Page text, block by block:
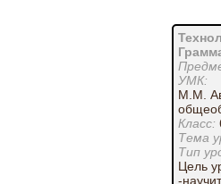
УМК:
М.М.
Класс:
Тема
Тип
Цель
-